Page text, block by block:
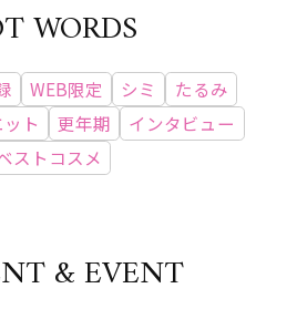
WORDS
WEB限定 シミ
たるみ
ト 更年期
インタビュー
ストコスメ
& EVENT